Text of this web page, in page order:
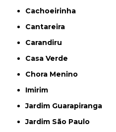
Cachoeirinha
Cantareira
Carandiru
Casa Verde
Chora Menino
Imirim
Jardim Guarapiranga
Jardim São Paulo